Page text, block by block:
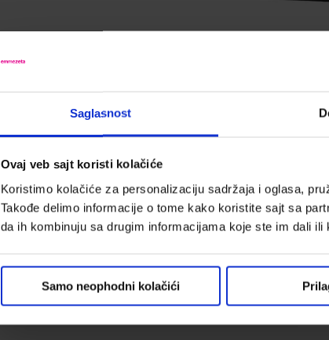
Saglasnost
Ovaj veb sajt koristi kolačiće
Koristimo kolačiće za personalizaciju sadržaja i oglasa,
Takođe delimo informacije o tome kako koristite sajt sa
da ih kombinuju sa drugim informacijama koje ste im dali
Samo neophodni kolačići
Cena dostave Deklaracija